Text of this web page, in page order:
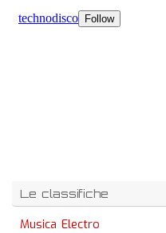
Le classifiche
Musica Electro